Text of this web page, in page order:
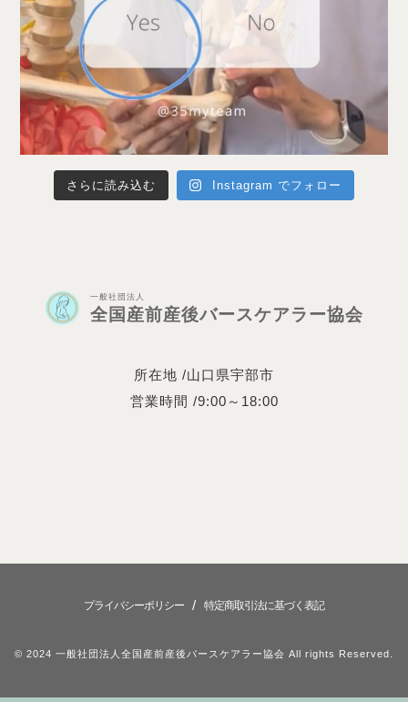
一般社団法人
全国産前産後バースケアラー協会
所在地 /山口県宇部市
営業時間 /9:00～18:00
さらに読み込む Instagram でフォロー
プライバシーポリシー / 特定商取引法に基づく表記
© 2024 一般社団法人全国産前産後バースケアラー協会 All rights Reserved.